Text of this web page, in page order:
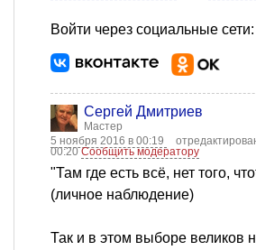
Войти через социальные сети:
Сергей Дмитриев
Мастер
5 ноября 2016 в 00:19
00:20Сообщить модератору
"Там где есть всё, нет того,
(личное наблюдение)
Так и в этом выборе великов